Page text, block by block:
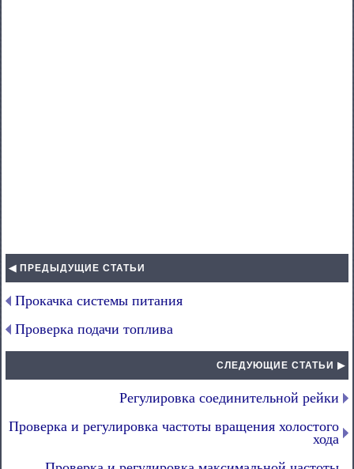
◀ ПРЕДЫДУЩИЕ СТАТЬИ
Прокачка системы питания
Проверка подачи топлива
СЛЕДУЮЩИЕ СТАТЬИ ▶
Регулировка соединительной рейки
Проверка и регулировка частоты вращения холостого
хода